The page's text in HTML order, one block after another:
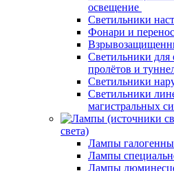
освещение
Светильники
Фонари и
Светильники
пролётов и
Светильники
Светильники
магистральных
света)
Лампы
Лампы
Лампы